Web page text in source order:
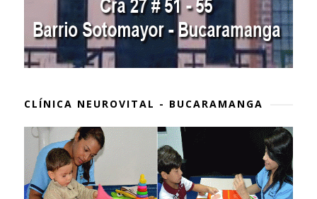
CLÍNICA NEUROVITAL - BUCARAMANGA